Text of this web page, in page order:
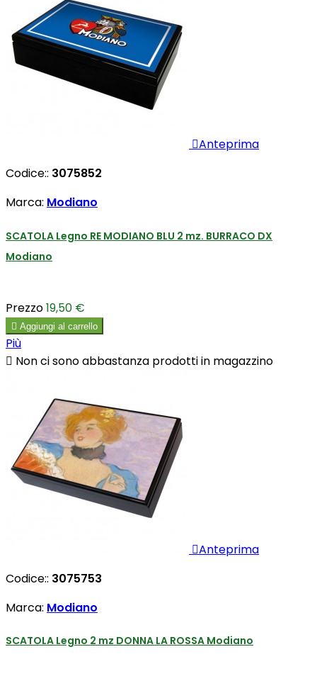
Anteprima
Codice:: 3075852
Marca: Modiano
SCATOLA Legno RE MODIANO BLU 2 mz. BURRACO DX
Modiano
Prezzo19,50 €
 Aggiungi al carrello
Più
 Non ci sono abbastanza prodotti in magazzino
Anteprima
Codice:: 3075753
Marca: Modiano
SCATOLA Legno 2 mz DONNA LA ROSSA Modiano